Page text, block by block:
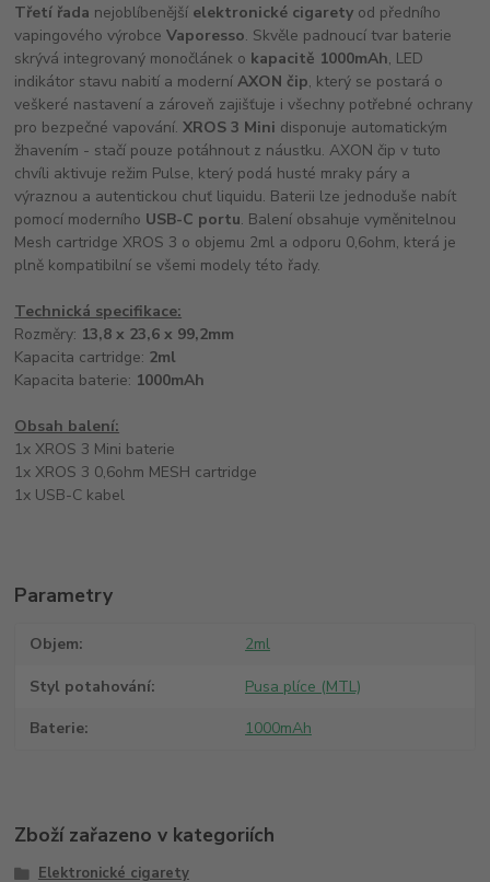
Třetí řada nejoblíbenější elektronické cigarety od předního
vapingového výrobceVaporesso. Skvěle padnoucí tvar baterie
skrývá integrovaný monočlánek o kapacitě 1000mAh, LED
indikátor stavu nabití a moderníAXON čip, který se postará o
veškeré nastavení a zároveň zajišťuje i všechny potřebné ochrany
pro bezpečné vapování.XROS 3 Mini disponuje automatickým
žhavením - stačí pouze potáhnout z náustku. AXON čip v tuto
chvíli aktivuje režim Pulse, který podá husté mraky páry a
výraznou a autentickou chuť liquidu. Baterii lze jednoduše nabít
pomocí moderního USB-C portu. Balení obsahuje vyměnitelnou
Mesh cartridge XROS 3 o objemu 2ml a odporu 0,6ohm, která je
plně kompatibilní se všemi modely této řady.
Technická specifikace:
Rozměry: 13,8 x 23,6 x 99,2mm
Kapacita cartridge: 2ml
Kapacita baterie: 1000mAh
Obsah balení:
1x XROS 3 Mini baterie
1x XROS 3 0,6ohm MESH cartridge
1x USB-C kabel
Parametry
Objem 2ml
Styl potahování Pusa plíce (MTL)
Baterie 1000mAh
Zboží zařazeno v kategoriích
Elektronické cigarety